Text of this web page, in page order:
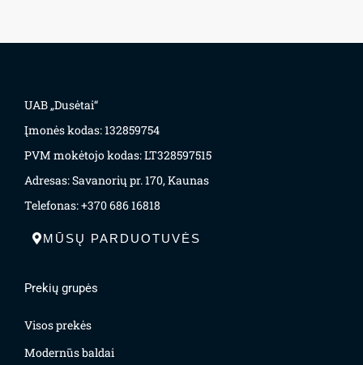
UAB „Dusėtai“
Įmonės kodas: 132859754
PVM mokėtojo kodas: LT328597515
Adresas: Savanorių pr. 170, Kaunas
Telefonas: +370 686 16818
MŪSŲ PARDUOTUVĖS
Prekių grupės
Visos prekės
Modernūs baldai